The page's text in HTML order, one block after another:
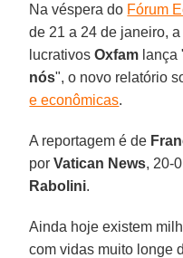
Na véspera do Fórum
de 21 a 24 de janeiro,
lucrativosOxfam lança
nós", o novo relatório
e econômicas.
A reportagem é de
porVatican News, 20-
Rabolini.
Ainda hoje existem
com vidas muito longe